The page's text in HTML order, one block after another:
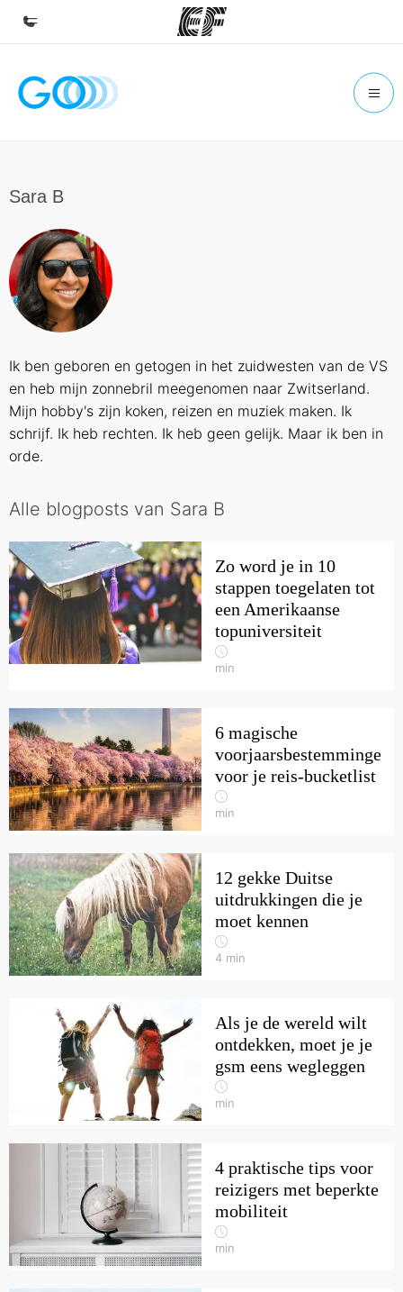
Home
Vind een kantoor
Over ons
Wie wij zijn
Kom bij ons team
Sara B
Ik ben geboren en getogen in het zuidwesten van de VS
en heb mijn zonnebril meegenomen naar Zwitserland.
Mijn hobby's zijn koken, reizen en muziek maken. Ik
schrijf. Ik heb rechten. Ik heb geen gelijk. Maar ik ben in
orde.
Alle blogposts van Sara B
Zo word je in 10
stappen toegelaten tot
een Amerikaanse
topuniversiteit
min
6 magische
voorjaarsbestemmingen
voor je reis-bucketlist
min
12 gekke Duitse
uitdrukkingen die je
moet kennen
4 min
Als je de wereld wilt
ontdekken, moet je je
gsm eens wegleggen
min
4 praktische tips voor
reizigers met beperkte
mobiliteit
min